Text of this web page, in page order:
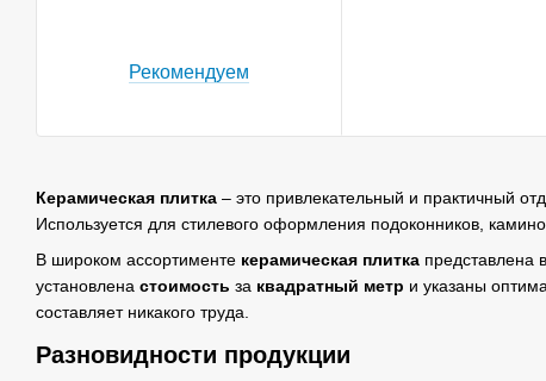
Керамическая плитка – это привлекательный и практичный
Используется для стилевого оформления подоконников,
В широком ассортименте керамическая плитка представлена
установлена стоимость за квадратный метр и указаны
составляет никакого труда.
Разновидности продукции
Рекомендуем